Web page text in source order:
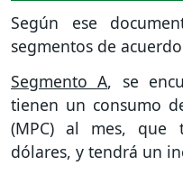
Según ese
segmentos de
Segmento A, se
tienen un consumo
(MPC) al mes, que
dólares, y tendrá un